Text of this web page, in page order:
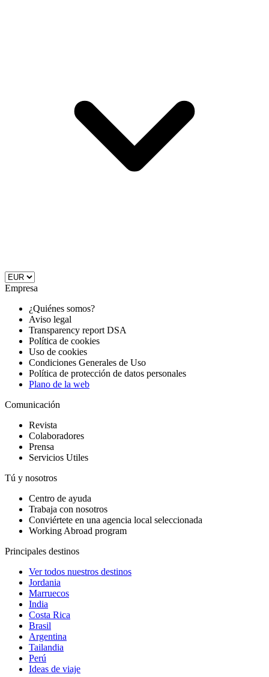
Empresa
¿Quiénes somos?
Aviso legal
Transparency report DSA
Política de cookies
Uso de cookies
Condiciones Generales de Uso
Política de protección de datos personales
Plano de la web
Comunicación
Revista
Colaboradores
Prensa
Servicios Utiles
Tú y nosotros
Centro de ayuda
Trabaja con nosotros
Conviértete en una agencia local seleccionada
Working Abroad program
Principales destinos
Ver todos nuestros destinos
Jordania
Marruecos
India
Costa Rica
Brasil
Argentina
Tailandia
Perú
Ideas de viaje